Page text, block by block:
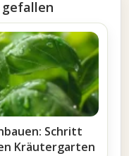
gefallen
Schritt
Kräutergarten